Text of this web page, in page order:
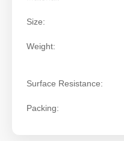
Size:
Weight:
Surface Resistance:
Packing: